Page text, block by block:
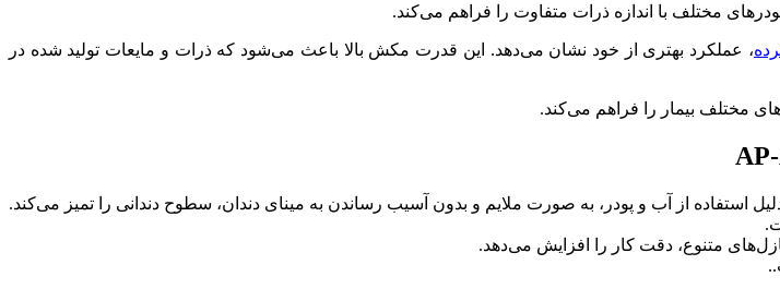
مختلف با اندازه ذرات متفاوت را فراهم می‌کند.
، عملکرد بهتری از خود نشان می‌دهد. این قدرت مکش بالا باعث می‌شود که ذرات و مایعات تولید شده در
مختلف بیمار را فراهم می‌کند.
متنوع، دقت کار را افزایش می‌دهد.